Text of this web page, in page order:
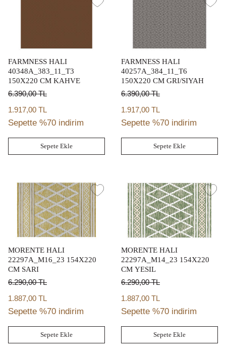
FARMNESS HALI
40348A_383_11_T3
150X220 CM KAHVE
6.390,00TL
1.917,00 TL
Sepette %70 indirim
Sepete Ekle
FARMNESS HALI
40257A_384_11_T6
150X220 CM GRI/SIYAH
6.390,00TL
1.917,00 TL
Sepette %70 indirim
Sepete Ekle
MORENTE HALI
22297A_M16_23 154X220
CM SARI
6.290,00TL
1.887,00 TL
Sepette %70 indirim
Sepete Ekle
MORENTE HALI
22297A_M14_23 154X220
CM YESIL
6.290,00TL
1.887,00 TL
Sepette %70 indirim
Sepete Ekle